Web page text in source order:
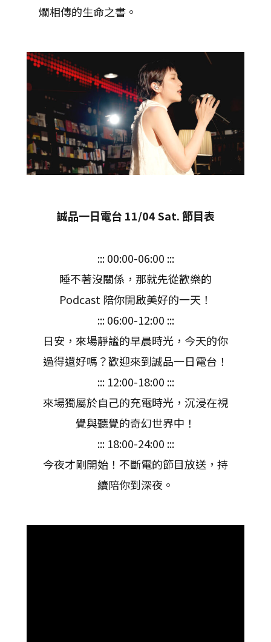
爛相傳的生命之書。
誠品一日電台 11/04 Sat. 節目表
::: 00:00-06:00 :::
睡不著沒關係，那就先從歡樂的
Podcast 陪你開啟美好的一天！
::: 06:00-12:00 :::
日安，來場靜謐的早晨時光，今天的你
過得還好嗎？歡迎來到誠品一日電台！
::: 12:00-18:00 :::
來場獨屬於自己的充電時光，沉浸在視
覺與聽覺的奇幻世界中！
::: 18:00-24:00 :::
今夜才剛開始！不斷電的節目放送，持
續陪你到深夜。